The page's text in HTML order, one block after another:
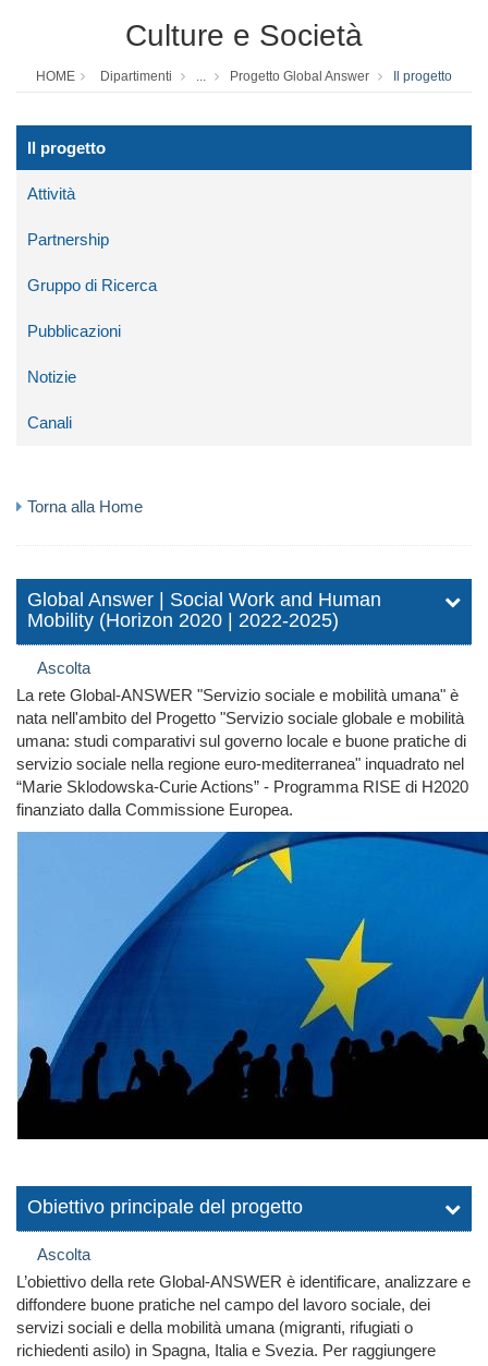
Culture e Società
HOME Dipartimenti ... Progetto Global Answer Il progetto
Il progetto
Attività
Partnership
Gruppo di Ricerca
Pubblicazioni
Notizie
Canali
Torna alla Home
Global Answer | Social Work and Human
Mobility (Horizon 2020 | 2022-2025)
Ascolta
La rete Global-ANSWER "Servizio sociale e mobilità umana" è
nata nell'ambito del Progetto "Servizio sociale globale e mobilità
umana: studi comparativi sul governo locale e buone pratiche di
servizio sociale nella regione euro-mediterranea" inquadrato nel
“Marie Sklodowska-Curie Actions” - Programma RISE di H2020
finanziato dalla Commissione Europea.
Obiettivo principale del progetto
Ascolta
L’obiettivo della rete Global-ANSWER è identificare, analizzare e
diffondere buone pratiche nel campo del lavoro sociale, dei
servizi sociali e della mobilità umana (migranti, rifugiati o
richiedenti asilo) in Spagna, Italia e Svezia. Per raggiungere